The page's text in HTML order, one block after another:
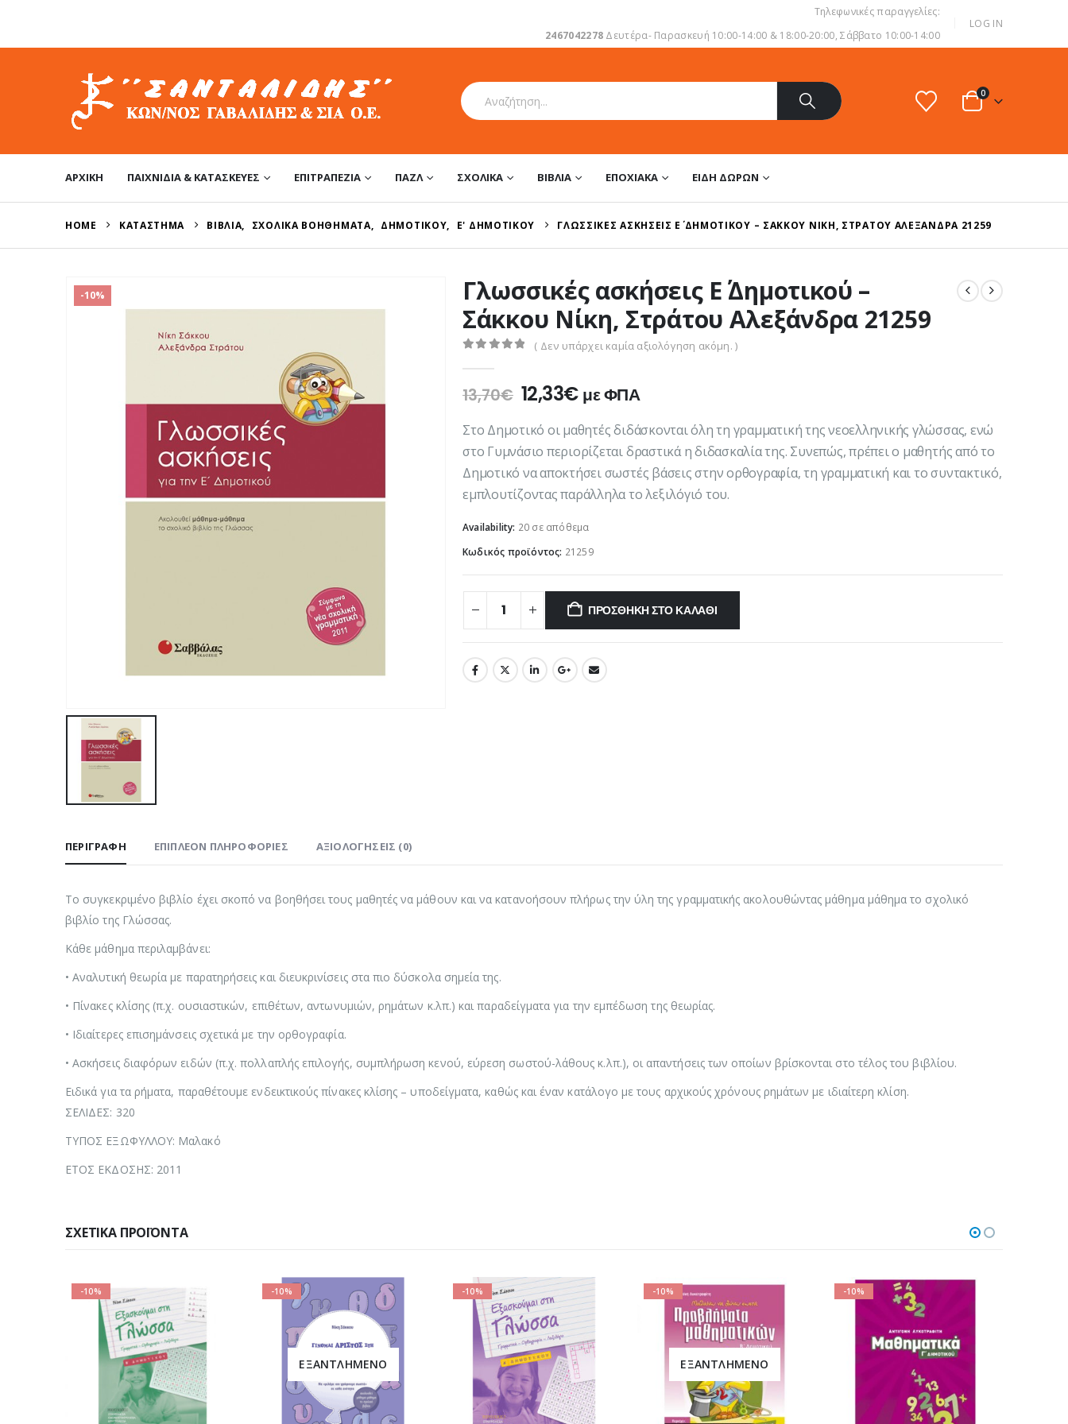
Τηλεφωνικές παραγγελίες:
2467042278 Δευτέρα- Παρασκευή 10:00-14:00 & 18:00-20:00, Σάββατο 10:00-14:00
LOG IN
0
ΑΡΧΙΚΉ ΠΑΙΧΝΊΔΙΑ & ΚΑΤΑΣΚΕΥΈΣ ΕΠΙΤΡΑΠΈΖΙΑ ΠΑΖΛ ΣΧΟΛΙΚΆ ΒΙΒΛΊΑ ΕΠΟΧΙΑΚΆ ΕΊΔΗ ΔΏΡΩΝ
HOME ΚΑΤΆΣΤΗΜΑ ΒΙΒΛΊΑ, ΣΧΟΛΙΚΆ ΒΟΗΘΉΜΑΤΑ, ΔΗΜΟΤΙΚΟΎ, Ε' ΔΗΜΟΤΙΚΟΎ ΓΛΩΣΣΙΚΈΣ ΑΣΚΉΣΕΙΣ Ε΄ ΔΗΜΟΤΙΚΟΎ – ΣΆΚΚΟΥ ΝΊΚΗ, ΣΤΡΆΤΟΥ ΑΛΕΞΆΝΔΡΑ 21259
-10%
Γλωσσικές ασκήσεις Ε΄ Δημοτικού –
Σάκκου Νίκη, Στράτου Αλεξάνδρα 21259
( Δεν υπάρχει καμία αξιολόγηση ακόμη. )
13,70€ Original
price
was:
13,70€.
12,33€Η
τρέχουσα
τιμή
είναι:
12,33€.
με ΦΠΑ
Στο Δημοτικό οι μαθητές διδάσκονται όλη τη γραμματική της νεοελληνικής γλώσσας, ενώ
στο Γυμνάσιο περιορίζεται δραστικά η διδασκαλία της. Συνεπώς, πρέπει ο μαθητής από το
Δημοτικό να αποκτήσει σωστές βάσεις στην ορθογραφία, τη γραμματική και το συντακτικό,
εμπλουτίζοντας παράλληλα το λεξιλόγιό του.
Availability: 20 σε απόθεμα
Κωδικός προϊόντος: 21259
ΠΡΟΣΘΉΚΗ ΣΤΟ ΚΑΛΆΘΙ
ΠΕΡΙΓΡΑΦΉ ΕΠΙΠΛΈΟΝ ΠΛΗΡΟΦΟΡΊΕΣ ΑΞΙΟΛΟΓΉΣΕΙΣ (0)
Το συγκεκριμένο βιβλίο έχει σκοπό να βοηθήσει τους μαθητές να μάθουν και να κατανοήσουν πλήρως την ύλη της γραμματικής ακολουθώντας μάθημα μάθημα το σχολικό
βιβλίο της Γλώσσας.
Κάθε μάθημα περιλαμβάνει:
• Αναλυτική θεωρία με παρατηρήσεις και διευκρινίσεις στα πιο δύσκολα σημεία της.
• Πίνακες κλίσης (π.χ. ουσιαστικών, επιθέτων, αντωνυμιών, ρημάτων κ.λπ.) και παραδείγματα για την εμπέδωση της θεωρίας.
• Ιδιαίτερες επισημάνσεις σχετικά με την ορθογραφία.
• Ασκήσεις διαφόρων ειδών (π.χ. πολλαπλής επιλογής, συμπλήρωση κενού, εύρεση σωστού-λάθους κ.λπ.), οι απαντήσεις των οποίων βρίσκονται στο τέλος του βιβλίου.
Ειδικά για τα ρήματα, παραθέτουμε ενδεικτικούς πίνακες κλίσης – υποδείγματα, καθώς και έναν κατάλογο με τους αρχικούς χρόνους ρημάτων με ιδιαίτερη κλίση.
ΣΕΛΙΔΕΣ: 320
ΤΥΠΟΣ ΕΞΩΦΥΛΛΟΥ: Μαλακό
ΕΤΟΣ ΕΚΔΟΣΗΣ: 2011
ΣΧΕΤΙΚΆ ΠΡΟΪΌΝΤΑ
-10%
ΕΞΑΝΤΛΗΜΈΝΟ
-10% -10%
ΕΞΑΝΤΛΗΜΈΝΟ
-10% -10%